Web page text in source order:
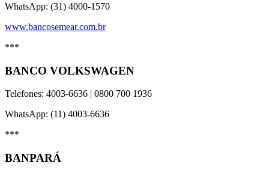
WhatsApp: (31) 4000-1570
www.bancosemear.com.br
***
BANCO VOLKSWAGEN
Telefones: 4003-6636 | 0800 700 1936
WhatsApp: (11) 4003-6636
***
BANPARÁ